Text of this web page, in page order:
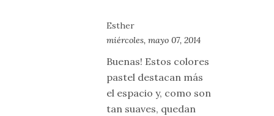
Esther
miércoles, mayo 07, 2014
Buenas! Estos colores
pastel destacan más
el espacio y, como son
tan suaves, quedan